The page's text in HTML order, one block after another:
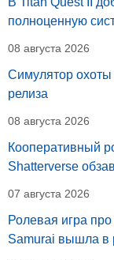
полноценную
08 августа 2026
Симулятор охоты
релиза
08 августа 2026
Кооперативный
Shatterverse
07 августа 2026
Ролевая игра
Samurai вышла в